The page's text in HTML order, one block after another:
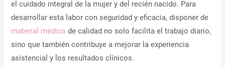
el cuidado integral de la mujer y del recién nacido. Para
desarrollar esta labor con seguridad y eficacia, disponer de
material médico de calidad no solo facilita el trabajo diario,
sino que también contribuye a mejorar la experiencia
asistencial y los resultados clínicos.